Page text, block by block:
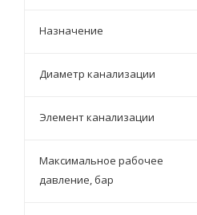
Назначение
Диаметр канализации
Элемент канализации
Максимальное рабочее
давление, бар